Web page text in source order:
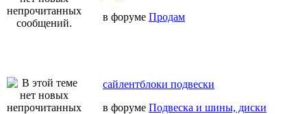
в форуме Продам
сайлентблоки подвески
в форуме Подвеска и шины, диски